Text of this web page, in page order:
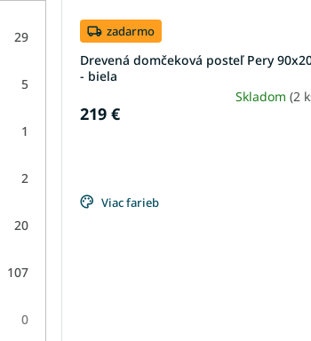
29
5
1
2
20
107
0
zadarmo
Drevená domčeková posteľ Pery
- biela
Skladom(2
219 €
Viac farieb